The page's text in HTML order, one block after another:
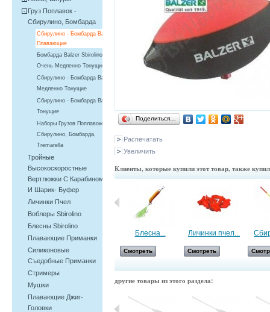
Груз Поплавок -
Сбирулино, Бомбарда
Сбирулино - Бомбарда Balzer,
Плавающие
Бомбарда Balzer Sbirolino
Очень Медленно Тонущие
Сбирулино - Бомбарда Balzer,
Медленно Тонущие
Сбирулино - Бомбарда Balzer,
Тонущие
Наборы Грузов Поплавоков -
Сбирулино, Бомбарда,
Tremarella
Тройные
Высокоскоростные
Вертлюжки С Карабином
И Шарик- Буфер
Личинки Пчел
Воблеры Sbirolino
Блесны Sbirolino
Плавающие Приманки
Силиконовые
Съедобные Приманки
Cтримеры
Мушки
Плавающие Джиг-
Головки
Поделиться…
Распечатать
Увеличить
Клиенты, которые купили этот товар, также
Смотреть
Блесна...
Смотреть
Личинки пчел...
Смотреть
другие товары из этого раздела: